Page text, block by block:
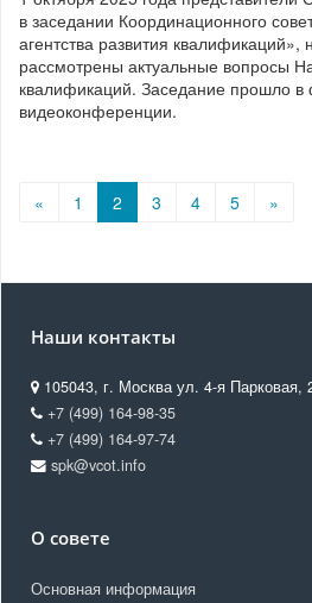
в заседании Координационного
агентства развития квалификаций»,
рассмотрены актуальные вопросы
квалификаций. Заседание прошло
видеоконференции.
« 1 2 3 4 5 »
Наши контакты
105043, г. Москва ул. 4-я Парковая,
+7 (499) 164-98-35
+7 (499) 164-97-74
spk@vcot.info
О совете
Основная информация